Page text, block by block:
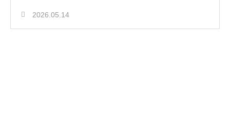
2026.05.14